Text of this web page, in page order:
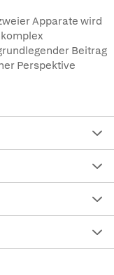
Apparate wird
Beitrag
Perspektive